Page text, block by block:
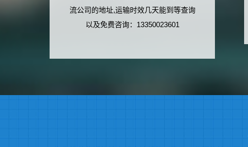
流公司的地址,运输时效几天能到等查询
以及免费咨询：13350023601